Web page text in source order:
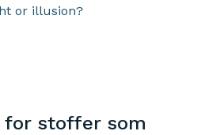
or illusion?
for stoffer som